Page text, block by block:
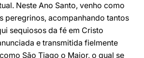
Neste Ano Santo, venho como
peregrinos, acompanhando tantos
sequiosos da fé em Cristo
e transmitida fielmente
São Tiago o Maior, o qual se